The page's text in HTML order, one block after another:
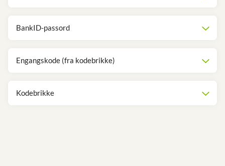
BankID-passord
Engangskode (fra kodebrikke)
Kodebrikke